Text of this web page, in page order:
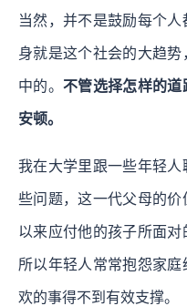
当然，并不是鼓励每个
身就是这个社会的大趋
中的。 不管选择怎样的
安顿。
我在大学里跟一些年轻
些问题，这一代父母的
以来应付他的孩子所面对
所以年轻人常常抱怨家
欢的事得不到有效支撑。